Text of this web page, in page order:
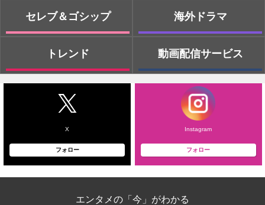
セレブ＆ゴシップ
トレンド
海外ドラマ
動画配信サービス
X
フォロー
Instagram
フォロー
エンタメの「今」がわかる